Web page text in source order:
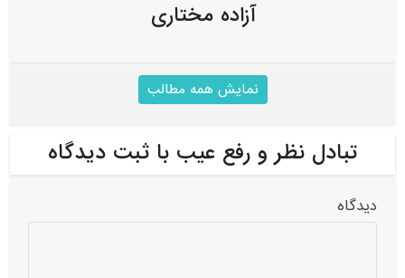
آزاده مختاری
نمایش همه مطالب
تبادل نظر و رفع عیب با ثبت دیدگاه
دیدگاه